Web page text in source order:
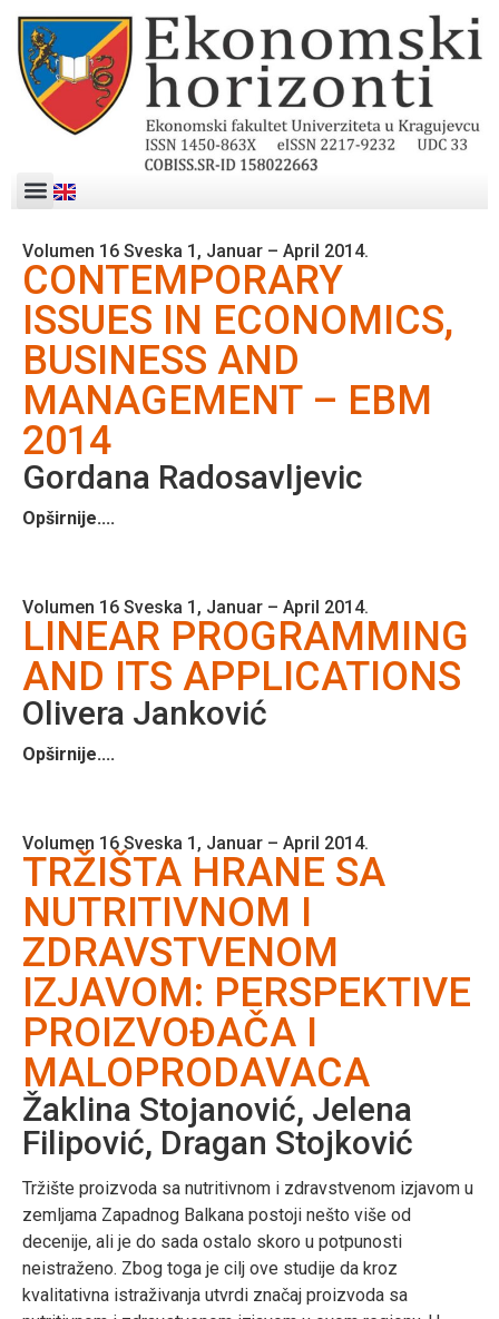
Volumen 16 Sveska 1, Januar – April 2014.
CONTEMPORARY
ISSUES IN ECONOMICS,
BUSINESS AND
MANAGEMENT – EBM
2014
Gordana Radosavljevic
Opširnije....
Volumen 16 Sveska 1, Januar – April 2014.
LINEAR PROGRAMMING
AND ITS APPLICATIONS
Olivera Janković
Opširnije....
Volumen 16 Sveska 1, Januar – April 2014.
TRŽIŠTA HRANE SA
NUTRITIVNOM I
ZDRAVSTVENOM
IZJAVOM: PERSPEKTIVE
PROIZVOĐAČA I
MALOPRODAVACA
Žaklina Stojanović, Jelena
Filipović, Dragan Stojković
Tržište proizvoda sa nutritivnom i zdravstvenom izjavom u
zemljama Zapadnog Balkana postoji nešto više od
decenije, ali je do sada ostalo skoro u potpunosti
neistraženo. Zbog toga je cilj ove studije da kroz
kvalitativna istraživanja utvrdi značaj proizvoda sa